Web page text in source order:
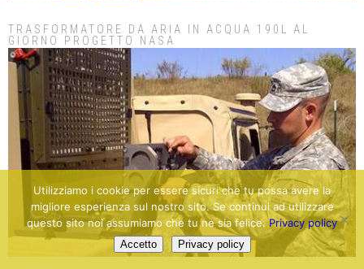
TRASFORMATORE DA ARIA IN ACQUA 190L AL
GIORNO PROGETTO NASA
Utilizziamo i cookie per essere sicuri che tu possa avere la
migliore esperienza sul nostro sito. Se continui ad utilizzare
questo sito noi assumiamo che tu ne sia felice.Privacy policy
Accetto Privacy policy